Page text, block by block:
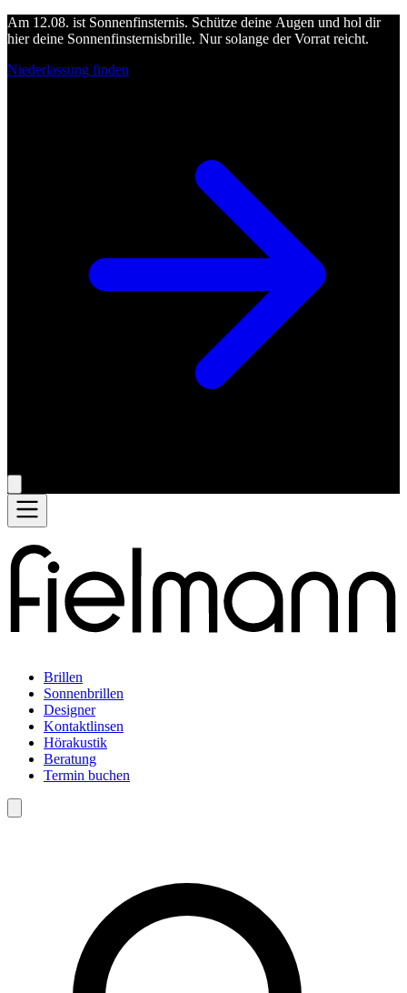
Am 12.08. ist Sonnenfinsternis. Schütze deine Augen und hol dir
hier deine Sonnenfinsternisbrille. Nur solange der Vorrat reicht.
Niederlassung finden
Brillen
Sonnenbrillen
Designer
Kontaktlinsen
Hörakustik
Beratung
Termin buchen